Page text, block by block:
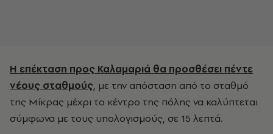
Η επέκταση προς Καλαμαριά θα προσθέσει πέντε
νέους σταθμούς, με την απόσταση από το σταθμό
της Μίκρας μέχρι το κέντρο της πόλης να καλύπτεται
σύμφωνα με τους υπολογισμούς, σε 15 λεπτά.